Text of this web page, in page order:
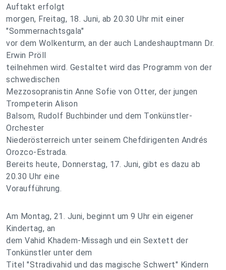
Auftakt erfolgt
morgen, Freitag, 18. Juni, ab 20.30 Uhr mit einer
"Sommernachtsgala"
vor dem Wolkenturm, an der auch Landeshauptmann Dr.
Erwin Pröll
teilnehmen wird. Gestaltet wird das Programm von der
schwedischen
Mezzosopranistin Anne Sofie von Otter, der jungen
Trompeterin Alison
Balsom, Rudolf Buchbinder und dem Tonkünstler-
Orchester
Niederösterreich unter seinem Chefdirigenten Andrés
Orozco-Estrada.
Bereits heute, Donnerstag, 17. Juni, gibt es dazu ab
20.30 Uhr eine
Voraufführung.
Am Montag, 21. Juni, beginnt um 9 Uhr ein eigener
Kindertag, an
dem Vahid Khadem-Missagh und ein Sextett der
Tonkünstler unter dem
Titel "Stradivahid und das magische Schwert" Kindern